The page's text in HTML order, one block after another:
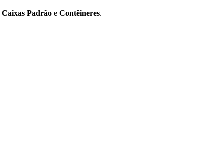
Caixas Padrão e Contêineres.